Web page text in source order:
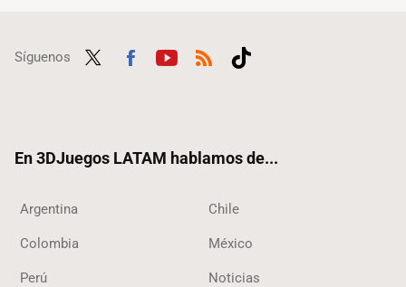
Síguenos
En 3DJuegos LATAM hablamos de...
Argentina Chile
Colombia México
Perú Noticias